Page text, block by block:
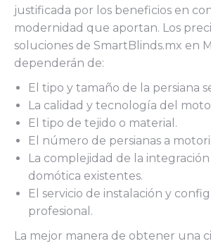
justificada por los beneficios en
modernidad que aportan. Los
soluciones de SmartBlinds.mx en
dependerán de:
El tipo y tamaño de la persiana
La calidad y tecnología del
El tipo de tejido o material.
El número de persianas a
La complejidad de la
domótica existentes.
El servicio de instalación y
profesional.
La mejor manera de obtener una